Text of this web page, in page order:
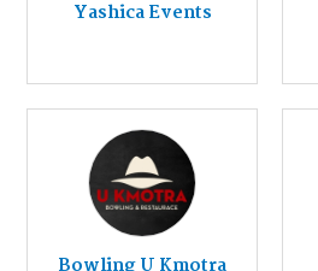
Yashica Events